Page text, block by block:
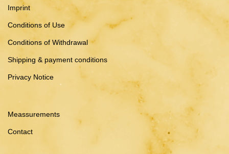
Imprint
Conditions of Use
Conditions of Withdrawal
Shipping & payment conditions
Privacy Notice
Meassurements
Contact